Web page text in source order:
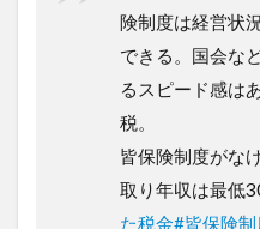
険制度は経営状
できる。国会な
るスピード感は
税。
皆保険制度がな
取り年収は最低
た税金#皆保険制